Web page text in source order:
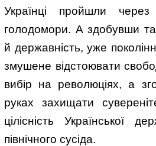
Українці пройшли
голодомори. А здобувши
й державність, уже
змушене відстоювати
вибір на революціях, а
руках захищати
цілісність Української
північного сусіда.